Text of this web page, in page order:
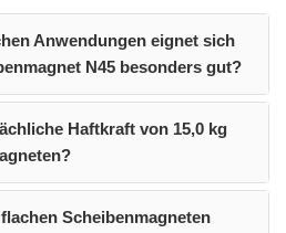
Anwendungen eignet sich
N45 besonders gut?
Haftkraft von 15,0 kg
Scheibenmagneten